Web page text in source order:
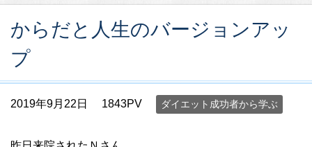
からだと人生のバージョンアッ
プ
2019年9月22日 1843PV ダイエット成功者から学ぶ